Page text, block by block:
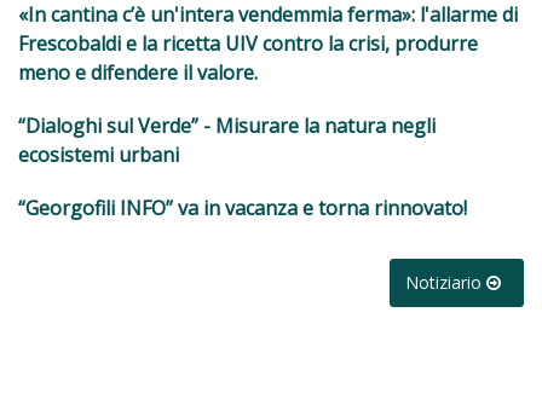
«In cantina c’è un'intera vendemmia ferma»: l'allarme di
Frescobaldi e la ricetta UIV contro la crisi, produrre
meno e difendere il valore.
“Dialoghi sul Verde” - Misurare la natura negli
ecosistemi urbani
“Georgofili INFO” va in vacanza e torna rinnovato!
Notiziario